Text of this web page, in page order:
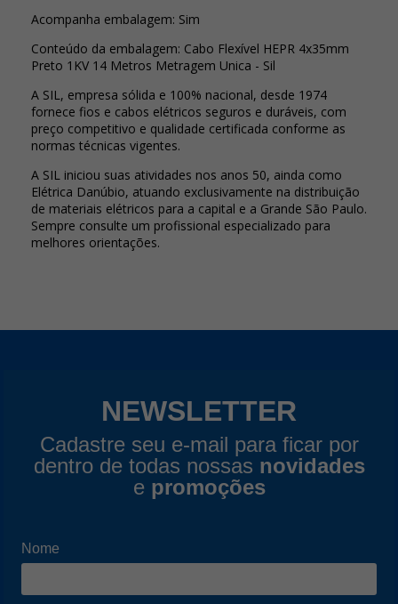
Acompanha embalagem: Sim
Conteúdo da embalagem: Cabo Flexível HEPR 4x35mm
Preto 1KV 14 Metros Metragem Unica - Sil
A SIL, empresa sólida e 100% nacional, desde 1974
fornece fios e cabos elétricos seguros e duráveis, com
preço competitivo e qualidade certificada conforme as
normas técnicas vigentes.
A SIL iniciou suas atividades nos anos 50, ainda como
Elétrica Danúbio, atuando exclusivamente na distribuição
de materiais elétricos para a capital e a Grande São Paulo.
Sempre consulte um profissional especializado para
melhores orientações.
NEWSLETTER
Cadastre seu e-mail para ficar por
dentro de todas nossas novidades
e promoções
Nome